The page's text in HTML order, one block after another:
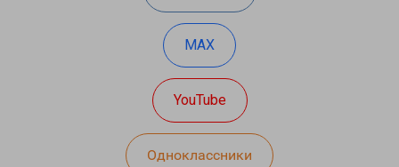
MAX
YouTube
Одноклассники